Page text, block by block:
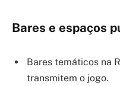
Bares e espaços
Bares temáticos na
transmitem o jogo.